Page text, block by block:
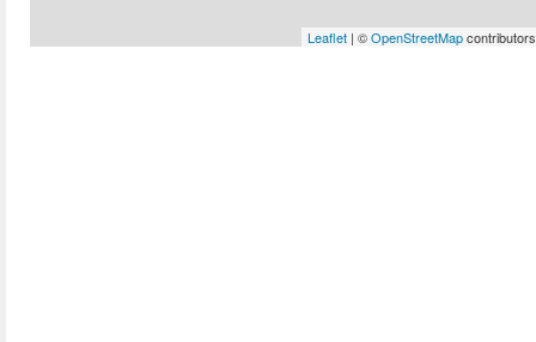
Leaflet | ©OpenStreetMapcontributors